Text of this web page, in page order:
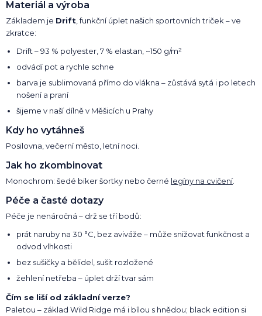
Materiál a výroba
Základem je Drift , funkční úplet našich sportovních triček – ve
zkratce:
Drift – 93 % polyester, 7 % elastan, ~150 g/m²
odvádí pot a rychle schne
barva je sublimovaná přímo do vlákna – zůstává sytá i po letech
nošení a praní
šijeme v naší dílně v Měšicích u Prahy
Kdy ho vytáhneš
Posilovna, večerní město, letní noci.
Jak ho zkombinovat
Monochrom: šedé biker šortky nebo černé legíny na cvičení.
Péče a časté dotazy
Péče je nenáročná – drž se tří bodů:
prát naruby na 30 °C, bez aviváže – může snižovat funkčnost a
odvod vlhkosti
bez sušičky a bělidel, sušit rozložené
žehlení netřeba – úplet drží tvar sám
Čím se liší od základní verze?
Paletou – základ Wild Ridge má i bílou s hnědou; black edition si